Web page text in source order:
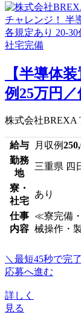
【半導体
例25万円
株式会社BREXA
給与 月収例
勤務
地
三重県 四
寮・
社宅
あり
仕事
内容
≪寮完備
械操作・
＼最短45秒で完
応募へ進む
詳しく
見る